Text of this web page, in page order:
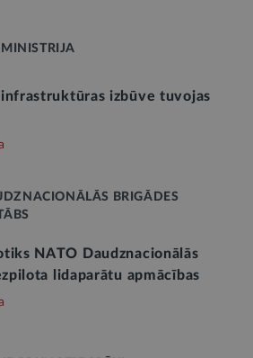
MINISTRIJA
izbūve tuvojas
BRIGĀDES
NATO Daudznacionālās
lidaparātu apmācības